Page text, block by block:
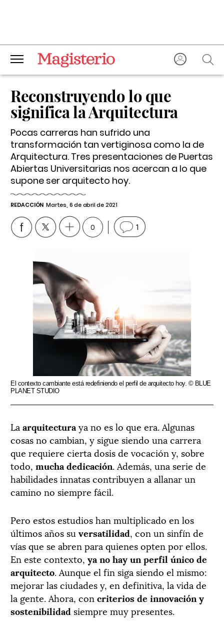
Reconstruyendo lo que
significa la Arquitectura
Pocas carreras han sufrido una
transformación tan vertiginosa como la de
Arquitectura. Tres presentaciones de Puertas
Abiertas Universitarias nos acercan a lo que
supone ser arquitecto hoy.
REDACCIÓN Martes, 6 de abril de 2021
0 1
El contexto cambiante está redefiniendo el perfil de arquitecto hoy. © BLUE
PLANET STUDIO
La arquitectura ya no es lo que era. Algunas
cosas no cambian, y sigue siendo una carrera
que requiere cierta dosis de vocación y, sobre
todo, mucha dedicación. Además, una serie de
habilidades innatas contribuyen a allanar un
camino no siempre fácil.
Pero estos estudios han multiplicado en los
últimos años su versatilidad, con un sinfín de
vías que se abren para quienes opten por ellos.
En este contexto, ya no hay un perfil único de
arquitecto. Aunque el fin siga siendo el mismo:
mejorar las ciudades y, en definitiva, la vida de
la gente. Ahora, con criterios de innovación y
sostenibilidad siempre muy presentes.